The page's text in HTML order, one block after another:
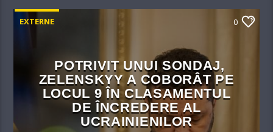
EXTERNE 0
POTRIVIT UNUI SONDAJ,
ZELENSKYY A COBORÂT PE
LOCUL 9 ÎN CLASAMENTUL
DE ÎNCREDERE AL
UCRAINIENILOR